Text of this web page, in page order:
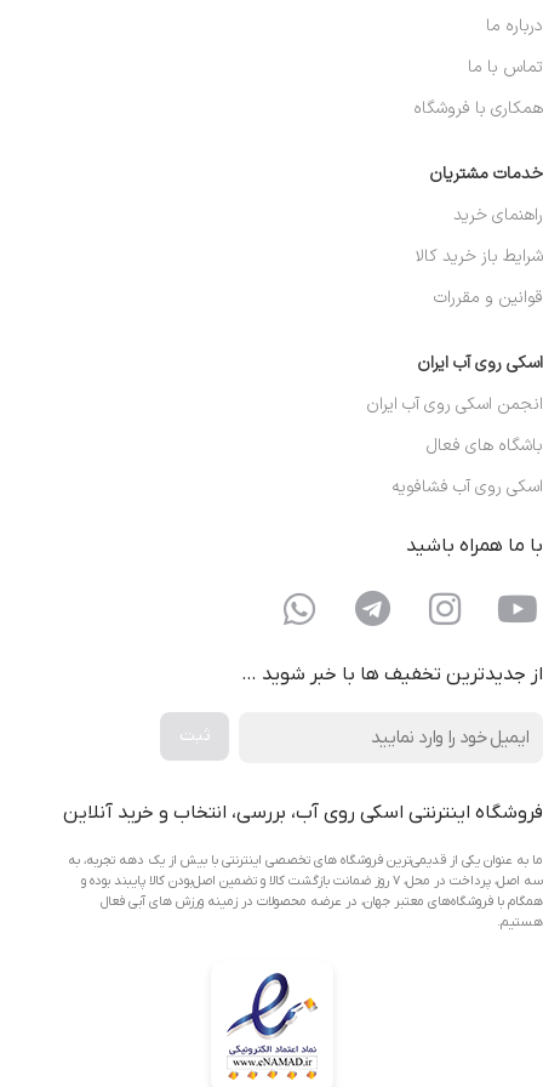
درباره ما
تماس با ما
همکاری با فروشگاه
خدمات مشتریان
راهنمای خرید
شرایط باز خرید کالا
قوانین و مقررات
اسکی روی آب ایران
انجمن اسکی روی آب ایران
باشگاه های فعال
اسکی روی آب فشافویه
با ما همراه باشید
از جدیدترین تخفیف ها با خبر شوید …
فروشگاه اینترنتی اسکی روی آب، بررسی، انتخاب و خرید آنلاین
ما به عنوان یکی از قدیمی‌ترین فروشگاه های تخصصی اینترنتی با بیش از یک دهه تجربه، به
سه اصل، پرداخت در محل، ۷ روز ضمانت بازگشت کالا و تضمین اصل‌بودن کالا پایبند بوده و
همگام با فروشگاه‌های معتبر جهان، در عرضه محصولات در زمینه ورزش های آبی فعال
هستیم.